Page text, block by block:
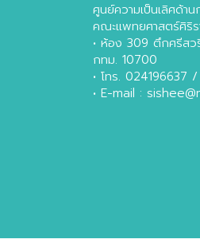
ศูนย์ความเป็นเลิศด้า
คณะแพทยศาสตร์ศิริ
• ห้อง 309 ตึกศรีสว
กทม. 10700
• โทร. 024196637
• E-mail :